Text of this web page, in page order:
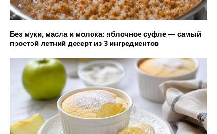
Без муки, масла и молока: яблочное суфле — самый
простой летний десерт из 3 ингредиентов